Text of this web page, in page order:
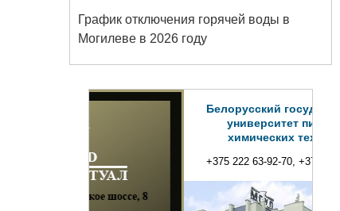
График отключения горячей воды в
Могилеве в 2026 году
Белорусский государственный
университет пищевых и
химических технологий
+375 222 63-92-70, +375 222 63-18-45